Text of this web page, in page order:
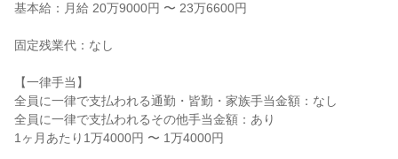
基本給：月給 20万9000円 〜 23万6600円
固定残業代：なし
【一律手当】
全員に一律で支払われる通勤・皆勤・家族手当金額：なし
全員に一律で支払われるその他手当金額：あり
1ヶ月あたり1万4000円 〜 1万4000円